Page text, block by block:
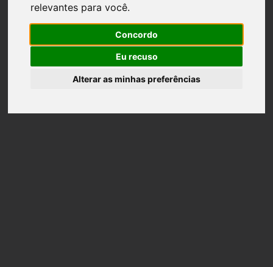
relevantes para você.
Concordo
Eu recuso
Alterar as minhas preferências